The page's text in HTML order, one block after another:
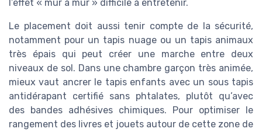
l’effet « mur à mur » difficile à entretenir.
Le placement doit aussi tenir compte de la sécurité,
notamment pour un tapis nuage ou un tapis animaux
très épais qui peut créer une marche entre deux
niveaux de sol. Dans une chambre garçon très animée,
mieux vaut ancrer le tapis enfants avec un sous tapis
antidérapant certifié sans phtalates, plutôt qu’avec
des bandes adhésives chimiques. Pour optimiser le
rangement des livres et jouets autour de cette zone de